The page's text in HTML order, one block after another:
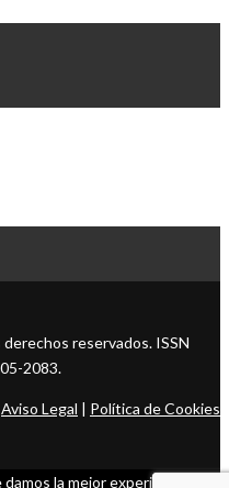
reservados. ISSN
2083.
Aviso Legal | Política de Cookies
la mejor experiencia en